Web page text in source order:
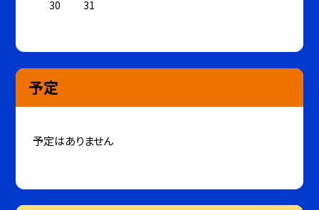
30
31
予定
予定はありません